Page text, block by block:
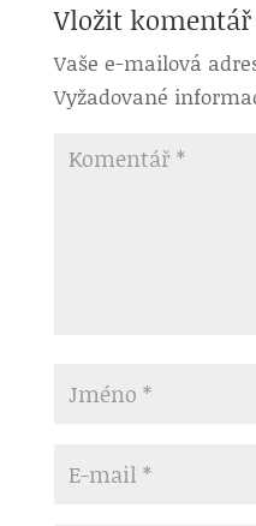
Vložit komentář
Vaše e-mailová
Vyžadované